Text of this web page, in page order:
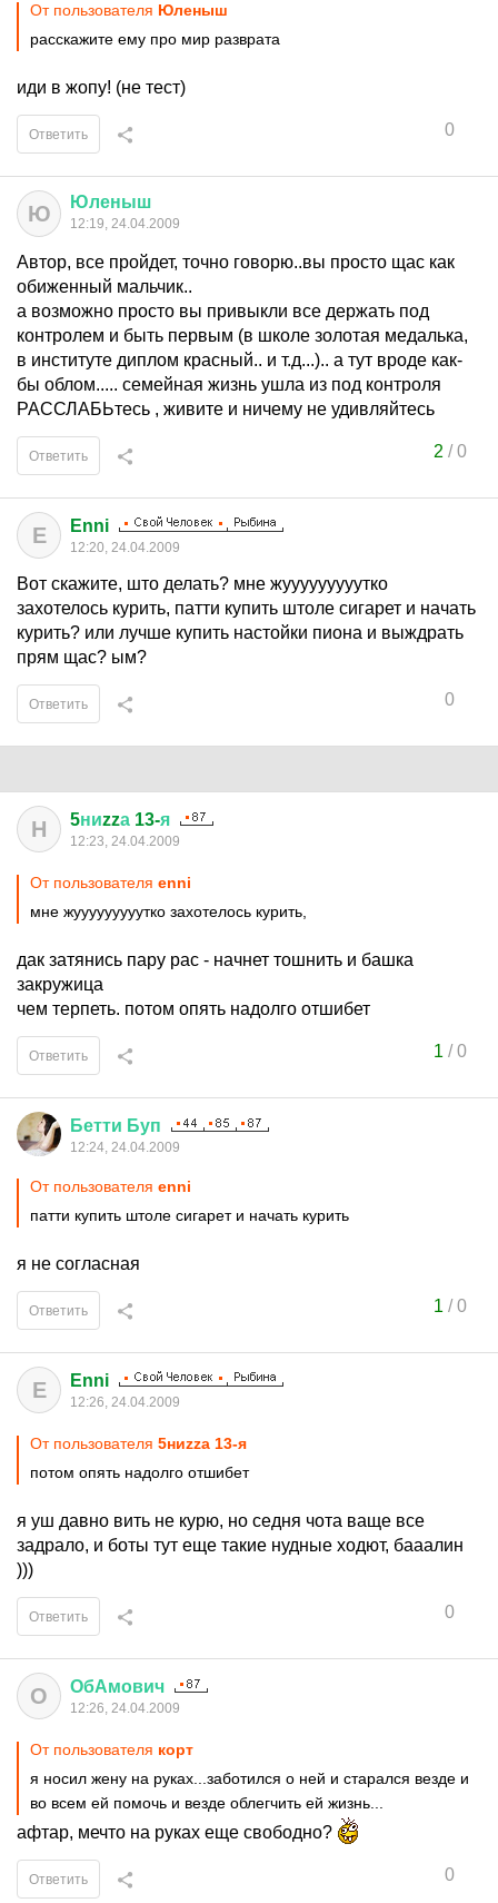
От пользователя Юленыш
расскажите ему про мир разврата
иди в жопу! (не тест)
0
Ответить
Ю Юленыш
12:19, 24.04.2009
Автор, все пройдет, точно говорю..вы просто щас как
обиженный мальчик..
а возможно просто вы привыкли все держать под
контролем и быть первым (в школе золотая медалька,
в институте диплом красный.. и т.д...).. а тут вроде как-
бы облом..... семейная жизнь ушла из под контроля
РАССЛАБЬтесь , живите и ничему не удивляйтесь
2 /0
Ответить
E Enni
12:20, 24.04.2009
Вот скажите, што делать? мне жууууууууутко
захотелось курить, патти купить штоле сигарет и начать
курить? или лучше купить настойки пиона и выждрать
прям щас? ым?
0
Ответить
Н 5ниzzа 13-я
12:23, 24.04.2009
От пользователя enni
мне жууууууууутко захотелось курить,
дак затянись пару рас - начнет тошнить и башка
закружица
чем терпеть. потом опять надолго отшибет
1 /0
Ответить
Бетти Буп
12:24, 24.04.2009
От пользователя enni
патти купить штоле сигарет и начать курить
я не согласная
1 /0
Ответить
E Enni
12:26, 24.04.2009
От пользователя 5ниzzа 13-я
потом опять надолго отшибет
я уш давно вить не курю, но седня чота ваще все
задрало, и боты тут еще такие нудные ходют, бааалин
)))
0
Ответить
О ОбАмович
12:26, 24.04.2009
От пользователя корт
я носил жену на руках...заботился о ней и старался везде и
во всем ей помочь и везде облегчить ей жизнь...
афтар, мечто на руках еще свободно?
0
Ответить